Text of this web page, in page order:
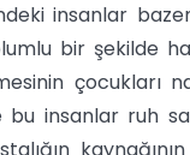
insanlar
bir şekilde
çocukları
insanlar ruh